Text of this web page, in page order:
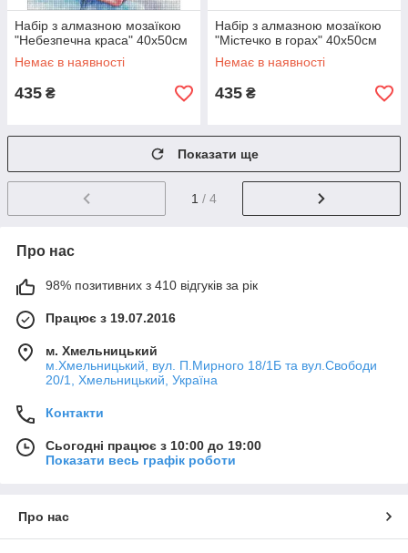
Набір з алмазною мозаїкою
"Небезпечна краса" 40х50см
Немає в наявності
435 ₴
Набір з алмазною мозаїкою
"Містечко в горах" 40х50см
Немає в наявності
435 ₴
Показати ще
1 / 4
Про нас
98% позитивних з 410 відгуків за рік
Працює з 19.07.2016
м. Хмельницький
м.Хмельницький, вул. П.Мирного 18/1Б та вул.Свободи
20/1, Хмельницький, Україна
Контакти
Сьогодні працює з 10:00 до 19:00
Показати весь графік роботи
Про нас